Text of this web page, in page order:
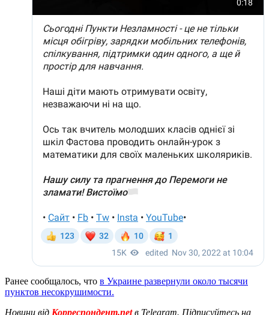
Ранее сообщалось, что в Украине развернули около тысячи
пунктов несокрушимости.
Новини від Корреспондент.netв Telegram. Підписуйтесь на